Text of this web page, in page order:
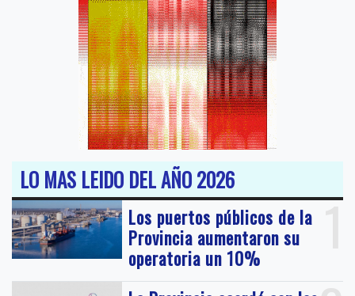
LO MAS LEIDO DEL AÑO 2026
1
Los puertos públicos de la
Provincia aumentaron su
operatoria un 10%